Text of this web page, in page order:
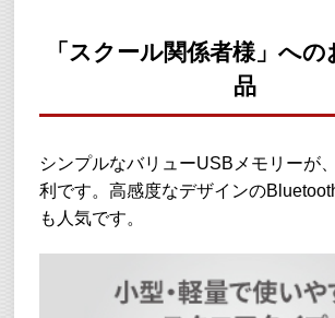
「スクール関係者様」へ
品
シンプルなバリューUSBメモリーが
利です。高感度なデザインの
も人気です。